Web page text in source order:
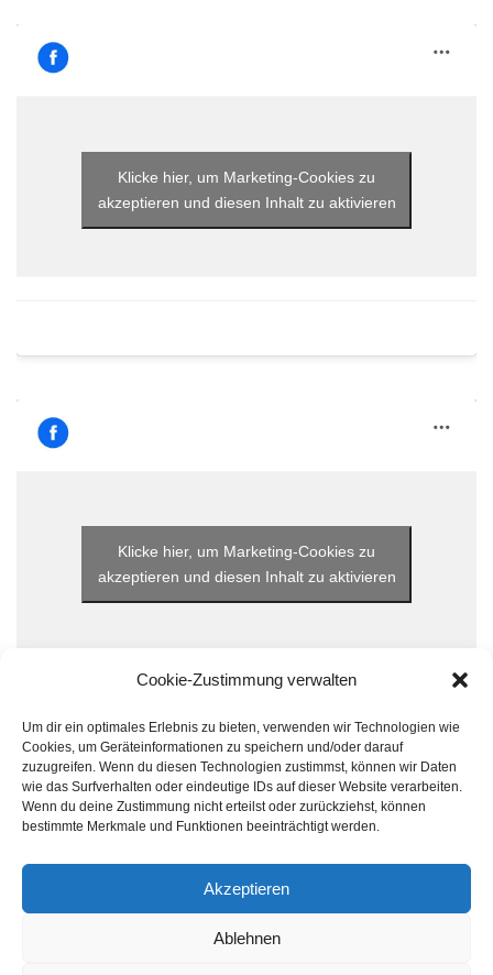
Cookie-Zustimmung verwalten
Um dir ein optimales Erlebnis zu bieten, verwenden wir Technologien wie
Cookies, um Geräteinformationen zu speichern und/oder darauf
zuzugreifen. Wenn du diesen Technologien zustimmst, können wir Daten
wie das Surfverhalten oder eindeutige IDs auf dieser Website verarbeiten.
Wenn du deine Zustimmung nicht erteilst oder zurückziehst, können
bestimmte Merkmale und Funktionen beeinträchtigt werden.
Akzeptieren
Ablehnen
Klicke hier, um Marketing-Cookies zu
akzeptieren und diesen Inhalt zu aktivieren
Klicke hier, um Marketing-Cookies zu
akzeptieren und diesen Inhalt zu aktivieren
© 2024 Handball Förderkreis Elsfleth e. V. Alle